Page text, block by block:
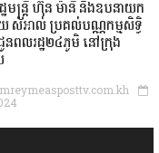
មន្ដ្រី ហ៊ុន ម៉ានី និងឧបនាយក
យ សំអាល់ ប្រគល់បណ្ណកម្មសិទ្ធិ
នពលរដ្ឋ២៤ភូមិ នៅក្រុង